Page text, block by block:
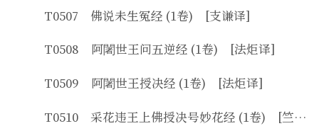
T0507 佛说未生冤经 (1卷) [支谦译]
T0508 阿闍世王问五逆经 (1卷) [法炬译]
T0509 阿闍世王授决经 (1卷) [法炬译]
T0510 采花违王上佛授决号妙花经 (1卷) [竺昙无兰译]